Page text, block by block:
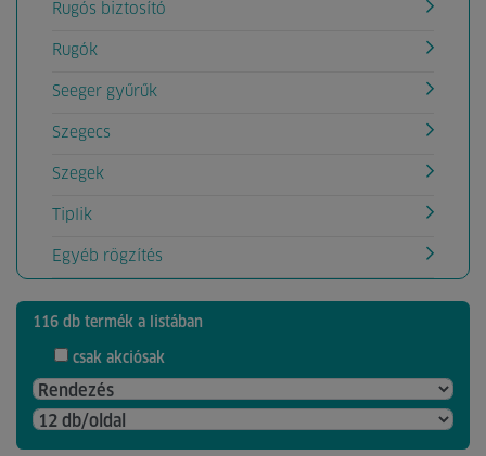
Rugós biztosító
Rugók
Seeger gyűrűk
Szegecs
Szegek
Tiplik
Egyéb rögzítés
116 db termék a listában
csak akciósak